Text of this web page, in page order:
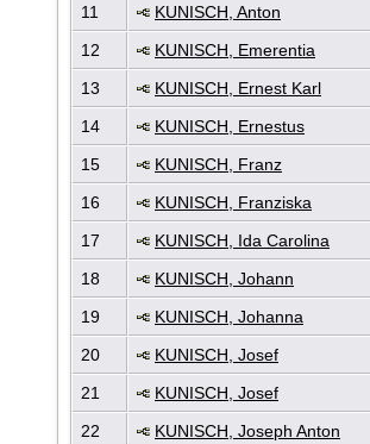
11
KUNISCH, Anton
12
KUNISCH, Emerentia
13
KUNISCH, Ernest Karl
14
KUNISCH, Ernestus
15
KUNISCH, Franz
16
KUNISCH, Franziska
17
KUNISCH, Ida Carolina
18
KUNISCH, Johann
19
KUNISCH, Johanna
20
KUNISCH, Josef
21
KUNISCH, Josef
22
KUNISCH, Joseph Anton